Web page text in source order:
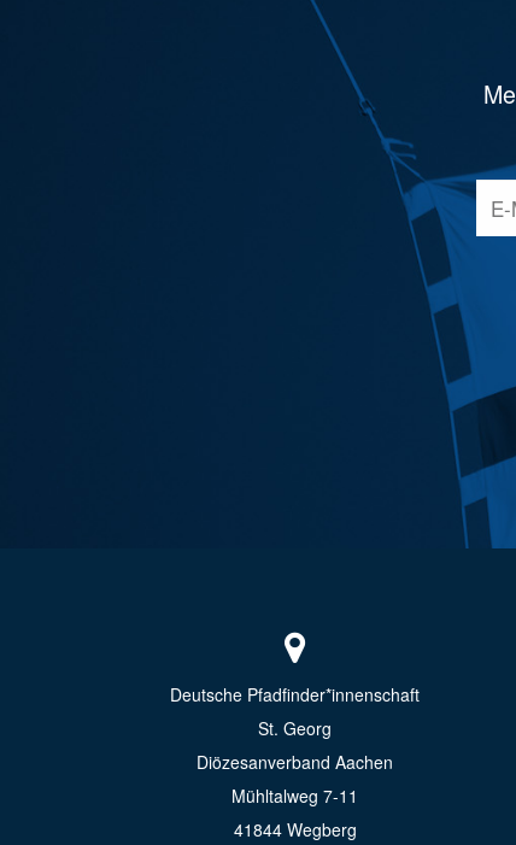
Deutsche Pfadfinder*innenschaft
St. Georg
Diözesanverband Aachen
Mühltalweg 7-11
41844 Wegberg